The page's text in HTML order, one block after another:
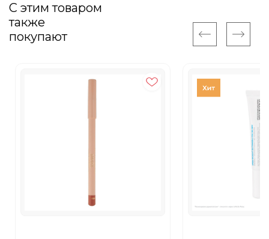
С этим товаром
также
покупают